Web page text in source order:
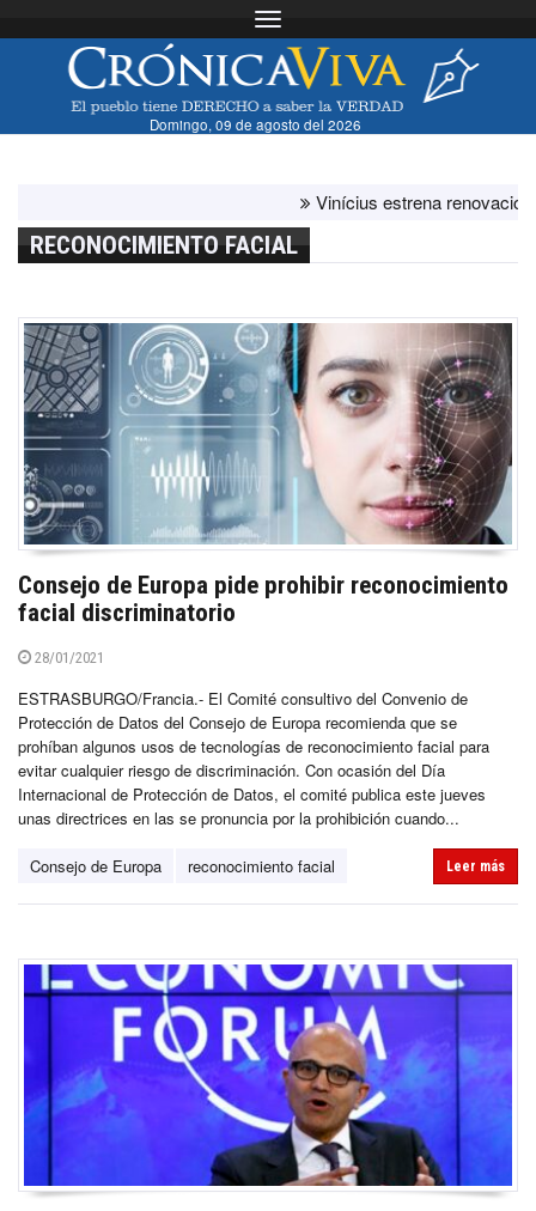
Toggle navigation
Domingo, 09 de agosto del 2026
Vinícius estrena renovación
RECONOCIMIENTO FACIAL
Consejo de Europa pide prohibir reconocimiento
facial discriminatorio
28/01/2021
ESTRASBURGO/Francia.- El Comité consultivo del Convenio de
Protección de Datos del Consejo de Europa recomienda que se
prohíban algunos usos de tecnologías de reconocimiento facial para
evitar cualquier riesgo de discriminación. Con ocasión del Día
Internacional de Protección de Datos, el comité publica este jueves
unas directrices en las se pronuncia por la prohibición cuando...
Consejo de Europa reconocimiento facial Leer más